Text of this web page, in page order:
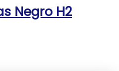
Negro H2